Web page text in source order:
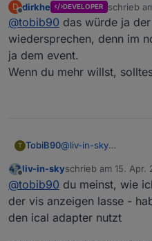
den Titel des
steht dort nur die
müsste ich das nicht
rausfiltern.
D
Offline
dirkhe DEVELOPER schrieb
zuletzt
@tobib90 das würde ja
wiedersprechen, denn im
ja dem event.
Wenn du mehr willst,
T TobiB90@liv-in-sky
Eingaben im Webcal
Homepage im
Offline
liv-in-skyschrieb am 15. Apr.
zuletzt editiert von
@tobib90 du meinst, wie
der vis anzeigen lasse -
den ical adapter nutzt